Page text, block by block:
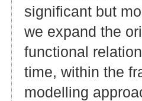
significant but
we expand the
functional
time, within the
modelling